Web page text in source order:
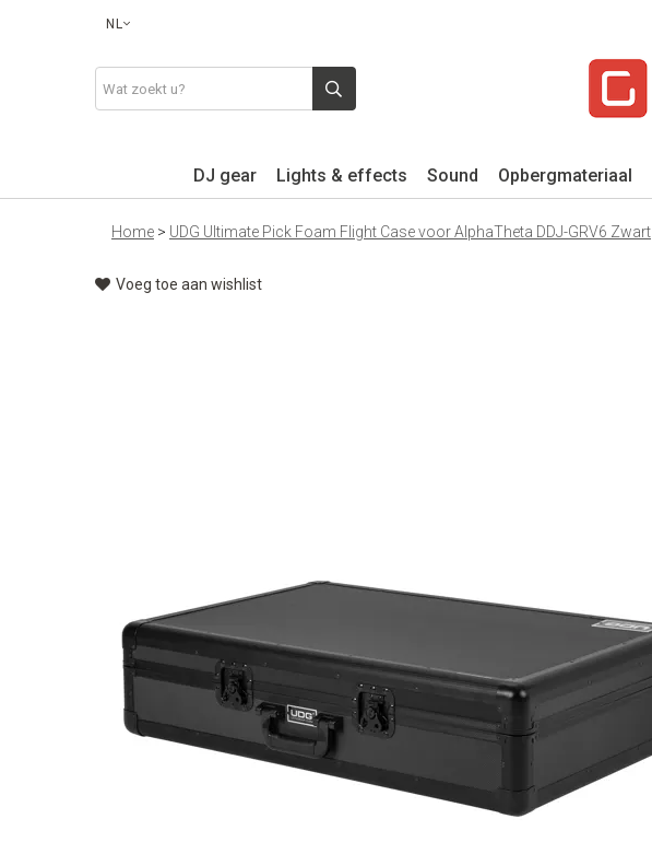
NL
DJ gear Lights & effects Sound Opbergmateriaal
Home > UDG Ultimate Pick Foam Flight Case voor AlphaTheta DDJ-GRV6 Zwart
Voeg toe aan wishlist